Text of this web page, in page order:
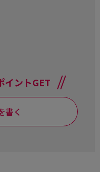
イントGET
書く